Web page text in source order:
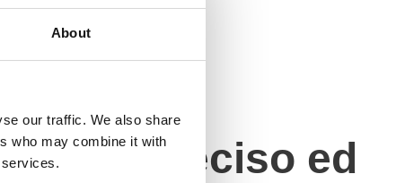
About
our traffic. We also share
who may combine it withpreciso ed